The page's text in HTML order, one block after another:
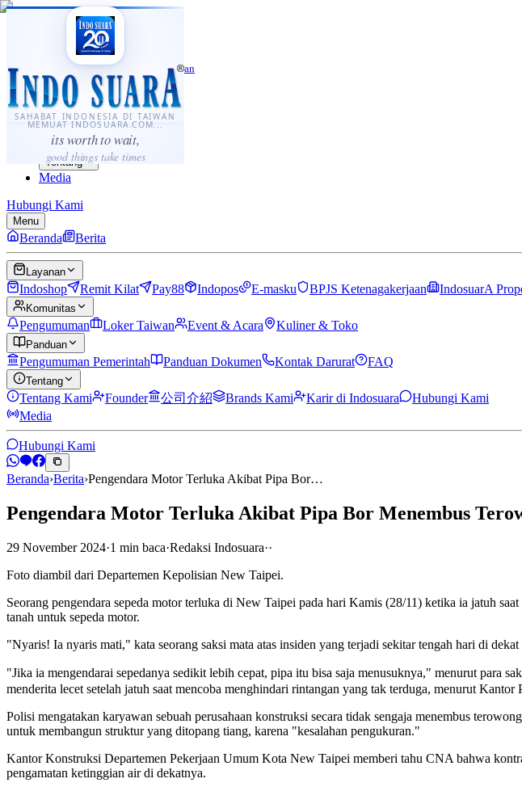
SAHABAT INDONESIA DI TAIWAN
MEMUAT INDOSUARA.COM...
its worth to wait,
good things take times
·...
⌘K
Sahabat Indonesia di Taiwan
Berita
Layanan
Komunitas
Panduan
Tentang
Media
Hubungi Kami
Menu
Beranda Berita
Layanan
Indoshop Remit Kilat Pay88 Indopos E-masku BPJS Ketenagakerjaan IndosuarA
Komunitas
Pengumuman Loker Taiwan Event & Acara Kuliner & Toko
Panduan
Pengumuman Pemerintah Panduan Dokumen Kontak Darurat FAQ
Tentang
Tentang Kami Founder 公司介紹 Brands Kami Karir di Indosuara
Hubungi Kami
Media
Hubungi Kami
Beranda›Berita›Pengendara Motor Terluka Akibat Pipa Bor…
Pengendara Motor Terluka Akibat Pipa Bor Menembus
29 November 2024·1 min baca·Redaksi Indosuara··
Foto diambil dari Departemen Kepolisian New Taipei.
Seorang pengendara sepeda motor terluka di New Taipei pada hari Kamis (28/11) ketika ia jatuh
tanah untuk sepeda motor.
"Nyaris! Ia nyaris mati," kata seorang saksi mata atas insiden yang terjadi sekitar tengah hari di
"Jika ia mengendarai sepedanya sedikit lebih cepat, pipa itu bisa saja menusuknya," menurut para
menderita lecet setelah jatuh saat mencoba menghindari rintangan yang tak terduga, menurut
Polisi mengatakan karyawan sebuah perusahaan konstruksi secara tidak sengaja menembus
untuk membangun struktur yang ditopang tiang, karena "kesalahan pengukuran."
Kantor Konstruksi Departemen Pekerjaan Umum Kota New Taipei memberi tahu CNA bahwa
pengamatan ketinggian air di dekatnya.